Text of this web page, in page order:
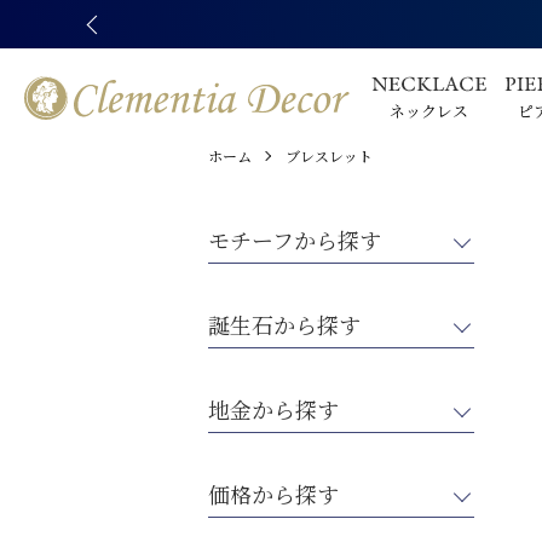
ネックレス ピ
ホーム ブレスレット
モチーフから探す
ハート
フラワー
クロス（十字架）
誕生石から探す
2月アメジスト
4月モアサナイト
地金から探す
スワロフスキー
価格から探す